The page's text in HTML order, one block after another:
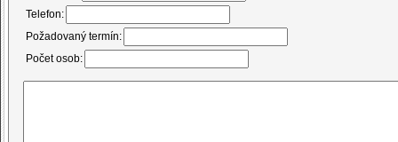
Telefon:
Požadovaný termín:
Počet osob: